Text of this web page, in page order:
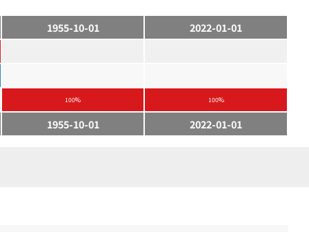
1955-10-01 2022-01-01
100% 100%
1955-10-01 2022-01-01